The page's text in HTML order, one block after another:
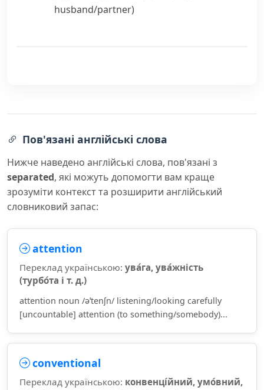
husband/​partner)
Пов'язані англійські слова
Нижче наведено англійські слова, пов'язані з
separated, які можуть допомогти вам краще
зрозуміти контекст та розширити англійський
словниковий запас:
attention
Переклад українською: ува́га, ува́жність
(турбо́та і т. д.)
attention noun /əˈtenʃn/ listening/looking carefully
[uncountable] attention (to something/somebody)...
conventional
Переклад українською: конвенці́йний, умо́вний,